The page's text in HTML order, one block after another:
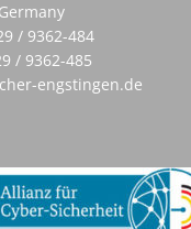
/ 9362-484
/ 9362-485
engstingen.de